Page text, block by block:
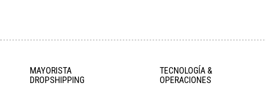
MAYORISTA
DROPSHIPPING
TECNOLOGÍA &
OPERACIONES